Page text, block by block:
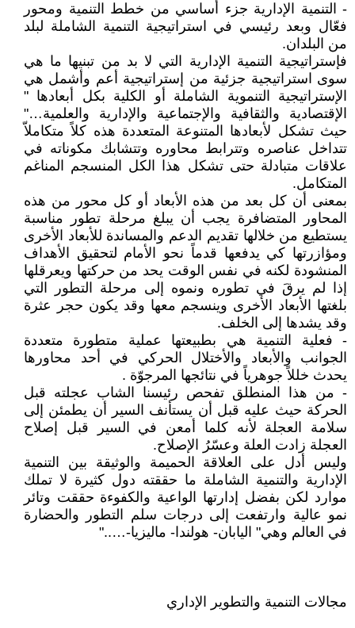
- التنمية الإدارية جزء أساسي من خطط التنمية ومحور
فعّال وبعد رئيسي في استراتيجية التنمية الشاملة لبلد
من البلدان.
فإستراتيجية التنمية الإدارية التي لا بد من تبنيها ما هي
سوى استراتيجية جزئية من إستراتيجية أعم وأشمل هي
الإستراتيجية التنموية الشاملة أو الكلية بكل أبعادها "
الإقتصادية والثقافية والإجتماعية والإدارية والعلمية…"
حيث تشكل لأبعادها المتنوعة المتعددة هذه كلاً متكاملاّ
تتداخل عناصره وتترابط محاوره وتتشابك مكوناته في
علاقات متبادلة حتى تشكل هذا الكل المنسجم المناغم
المتكامل.
بمعنى أن كل بعد من هذه الأبعاد أو كل محور من هذه
المحاور المتضافرة يجب أن يبلغ مرحلة تطور مناسبة
يستطيع من خلالها تقديم الدعم والمساندة للأبعاد الأخرى
ومؤازرتها كي يدفعها قدماً نحو الأمام لتحقيق الأهداف
المنشودة لكنه في نفس الوقت يحد من حركتها ويعرقلها
إذا لم يرقَ في تطوره ونموه إلى مرحلة التطور التي
بلغتها الأبعاد الأخرى وينسجم معها وقد يكون حجر عثرة
وقد يشدها إلى الخلف.
- فعلية التنمية هي بطبيعتها عملية متطورة متعددة
الجوانب والأبعاد والأختلال الحركي في أحد محاورها
يحدث خللاً جوهرياً في نتائجها المرجوّة .
- من هذا المنطلق تفحص رئيسنا الشاب عجلته قبل
الحركة حيث عليه قبل أن يستأنف السير أن يطمئن إلى
سلامة العجلة لأنه كلما أمعن في السير قبل إصلاح
العجلة زادت العلة وعسّرُ الإصلاح.
وليس أدل على العلاقة الحميمة والوثيقة بين التنمية
الإدارية والتنمية الشاملة ما حققته دول كثيرة لا تملك
موارد لكن بفضل إدارتها الواعية والكفوءة حققت وتائر
نمو عالية وارتفعت إلى درجات سلم التطور والحضارة
في العالم وهي" اليابان- هولندا- ماليزيا-….."
مجالات التنمية والتطوير الإداري